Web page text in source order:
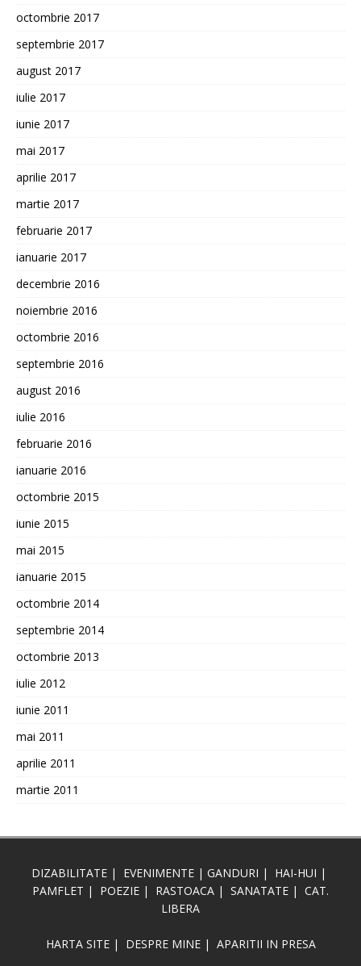
octombrie 2017
septembrie 2017
august 2017
iulie 2017
iunie 2017
mai 2017
aprilie 2017
martie 2017
februarie 2017
ianuarie 2017
decembrie 2016
noiembrie 2016
octombrie 2016
septembrie 2016
august 2016
iulie 2016
februarie 2016
ianuarie 2016
octombrie 2015
iunie 2015
mai 2015
ianuarie 2015
octombrie 2014
septembrie 2014
octombrie 2013
iulie 2012
iunie 2011
mai 2011
aprilie 2011
martie 2011
DIZABILITATE | EVENIMENTE | GANDURI | HAI-HUI |
PAMFLET | POEZIE | RASTOACA | SANATATE | CAT.
LIBERA
HARTA SITE| DESPRE MINE| APARITII IN PRESA